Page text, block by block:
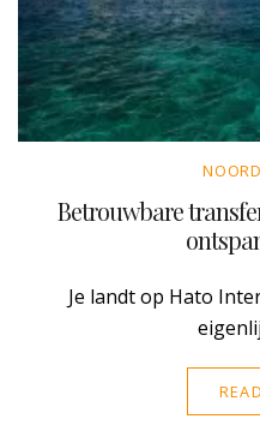
Betrouwbare
Je landt op Hato